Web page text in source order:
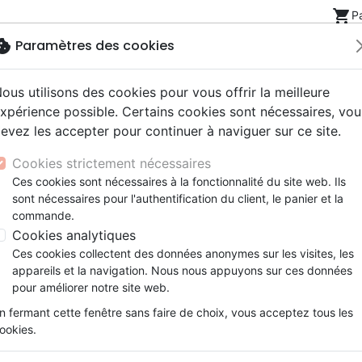
shopping_cart
NouveautésBibles
Segond 21
Segond
NEG
Livres
Famille, couple
Souffrance, Relation d'aide
Santé
eBooks
Couple
Méditations
Souffrance, Relation d'aide
Psychologie
Jeunesse
ans
Bibles jeunesse
Latino, Folk
Soul
Instrumental
Louange, Adoration
Hardrock, Métal
conférences
Documentaires, reportages
Accessoires de Bible
Papeterie
Bramsen
Sénégal, Nate Bramsen a passé une grande partie
africain. A l’âge de 22 ans, alors qu’il travaillait
au Moyen-Orient, il a fondé l’organisation ROCK
aide aux enfants en danger de par le monde et
écrits et audio permettant de diffuser le message
un ministère itinérant, il cherche à encourager la
sans condition.
Paramètres des cookies
utilisons des cookies pour vous offrir la meilleure
possible. Certains cookies sont nécessaires,
les accepter pour continuer à naviguer sur ce site.
Cookies strictement nécessaires
Ces cookies sont nécessaires à la fonctionnalité du site web. Ils
sont nécessaires pour l'authentification du client, le panier et la
commande.
Cookies analytiques
Ces cookies collectent des données anonymes sur les visites, les
appareils et la navigation. Nous nous appuyons sur ces données
pour améliorer notre site web.
fermant cette fenêtre sans faire de choix, vous acceptez tous les